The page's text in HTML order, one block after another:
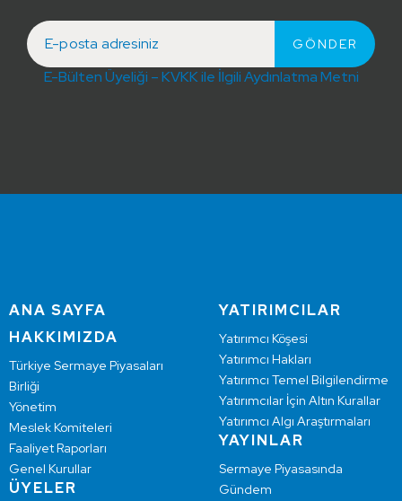
E-Bülten Üyeliği – KVKK ile İlgili Aydınlatma Metni
ANA SAYFA
HAKKIMIZDA
Türkiye Sermaye Piyasaları
Birliği
Yönetim
Meslek Komiteleri
Faaliyet Raporları
Genel Kurullar
ÜYELER
YATIRIMCILAR
Yatırımcı Köşesi
Yatırımcı Hakları
Yatırımcı Temel Bilgilendirme
Yatırımcılar İçin Altın Kurallar
Yatırımcı Algı Araştırmaları
YAYINLAR
Sermaye Piyasasında
Gündem